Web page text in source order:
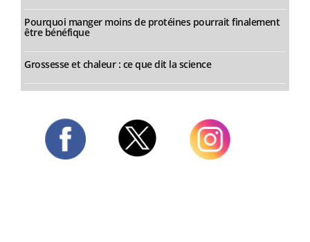
Pourquoi manger moins de protéines pourrait finalement
être bénéfique
Grossesse et chaleur : ce que dit la science